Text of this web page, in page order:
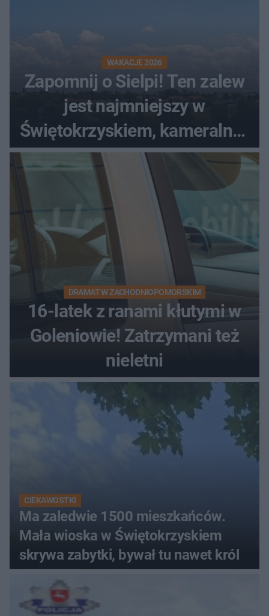
WAKACJE 2026
Zapomnij o Sielpi! Ten zalew
jest najmniejszy w
Świętokrzyskiem, kameralny i
bez tłumów
DRAMAT W ZACHODNIOPOMORSKIM
16-latek z ranami kłutymi w
Goleniowie! Zatrzymani też
nieletni
CIEKAWOSTKI
Ma zaledwie 1500 mieszkańców.
Mała wioska w Świętokrzyskiem
skrywa zabytki, bywał tu nawet król